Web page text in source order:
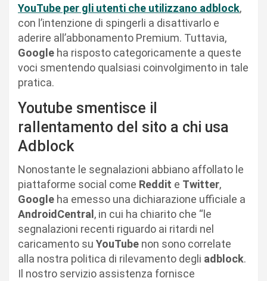
YouTube per gli utenti che utilizzano adblock,
con l’intenzione di spingerli a disattivarlo e
aderire all’abbonamento Premium. Tuttavia,
Google ha risposto categoricamente a queste
voci smentendo qualsiasi coinvolgimento in tale
pratica.
Youtube smentisce il
rallentamento del sito a chi usa
Adblock
Nonostante le segnalazioni abbiano affollato le
piattaforme social come Reddit e Twitter,
Google ha emesso una dichiarazione ufficiale a
AndroidCentral, in cui ha chiarito che “le
segnalazioni recenti riguardo ai ritardi nel
caricamento su YouTube non sono correlate
alla nostra politica di rilevamento degli adblock.
Il nostro servizio assistenza fornisce